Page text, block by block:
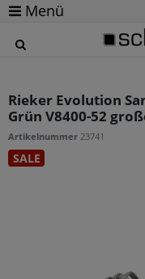
Menü
Rieker Evolution
Grün V8400-52
Artikelnummer 23741
SALE